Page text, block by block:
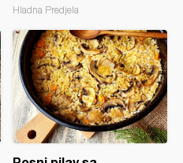
Hladna Predjela